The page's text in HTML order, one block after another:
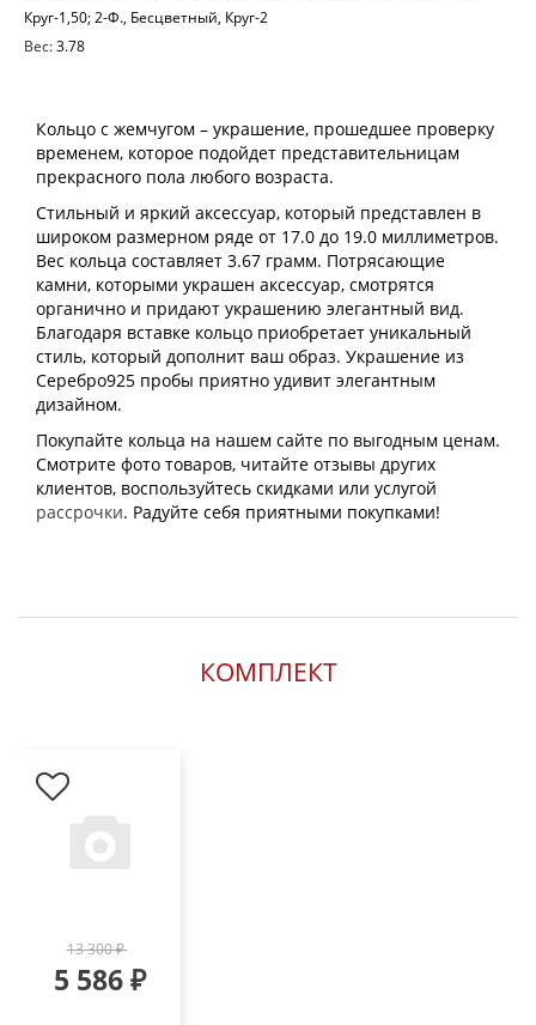
Круг-1,50; 2-Ф., Бесцветный, Круг-2
Вес:3.78
Кольцо с жемчугом – украшение, прошедшее проверку
временем, которое подойдет представительницам
прекрасного пола любого возраста.
Стильный и яркий аксессуар, который представлен в
широком размерном ряде от 17.0 до 19.0 миллиметров.
Вес кольца составляет 3.67 грамм. Потрясающие
камни, которыми украшен аксессуар, смотрятся
органично и придают украшению элегантный вид.
Благодаря вставке кольцо приобретает уникальный
стиль, который дополнит ваш образ. Украшение из
Серебро925 пробы приятно удивит элегантным
дизайном.
Покупайте кольца на нашем сайте по выгодным ценам.
Смотрите фото товаров, читайте отзывы других
клиентов, воспользуйтесь скидками или услугой
рассрочки. Радуйте себя приятными покупками!
КОМПЛЕКТ
13 300 ₽
5 586 ₽